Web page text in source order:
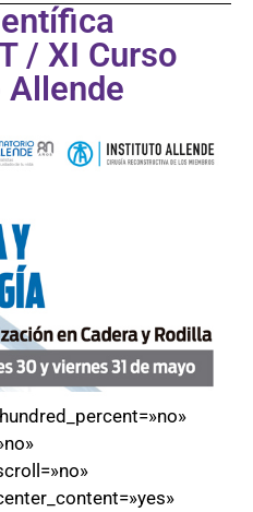
/ XI Curso
Allende